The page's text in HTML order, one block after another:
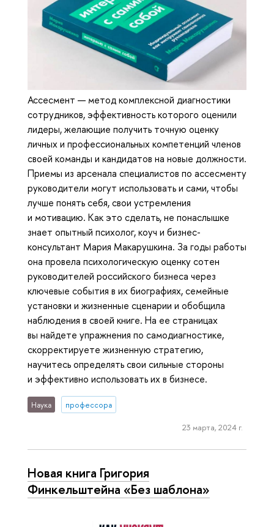
Ассесмент — метод комплексной диагностики
сотрудников, эффективность которого оценили
лидеры, желающие получить точную оценку
личных и профессиональных компетенций членов
своей команды и кандидатов на новые должности.
Приемы из арсенала специалистов по ассесменту
руководители могут использовать и сами, чтобы
лучше понять себя, свои устремления
и мотивацию. Как это сделать, не понаслышке
знает опытный психолог, коуч и бизнес-
консультант Мария Макарушкина. За годы работы
она провела психологическую оценку сотен
руководителей российского бизнеса через
ключевые события в их биографиях, семейные
установки и жизненные сценарии и обобщила
наблюдения в своей книге. На ее страницах
вы найдете упражнения по самодиагностике,
скорректируете жизненную стратегию,
научитесь определять свои сильные стороны
и эффективно использовать их в бизнесе.
Наука профессора
23 марта, 2024 г.
Новая книга Григория
Финкельштейна «Без шаблона»